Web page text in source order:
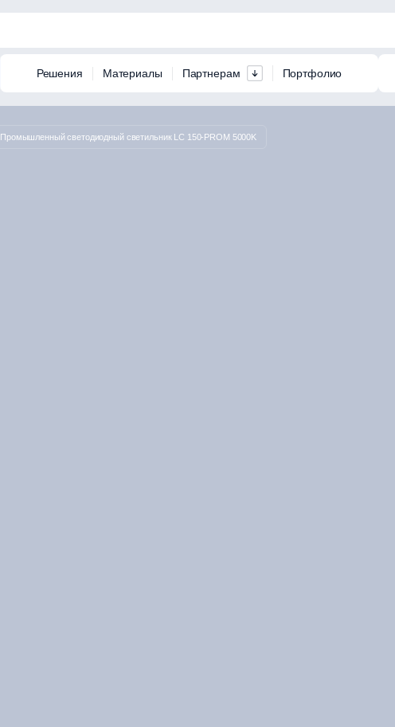
Решения Материалы Партнерам Портфолио
Промышленный светодиодный светильник LC 150-PROM 5000K